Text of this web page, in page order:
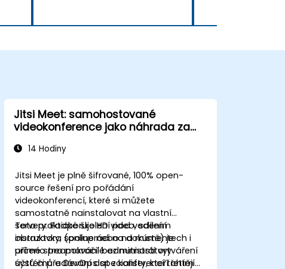
Jitsi Meet: samohostované
videokonference jako náhrada za
14 Hodiny
Jitsi Meet je plně šifrované, 100% open-
source řešení pro pořádání
videokonferencí, které si můžete
samostatně nainstalovat na vlastní
servery. Podporuje HD video, sdílení
obrazovky, spolupráci na dokumentech i
přímé streamování bez nutnosti vytváření
účtů či předávání dat z konferencí třetím
Toto praktické školení pod vedením
instruktora (online nebo na místě) je
určeno pro pokročilé administrátory
systémů a DevOps specialisty, kteří chtějí